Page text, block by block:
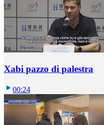
Xabi pazzo di palestra
00:24